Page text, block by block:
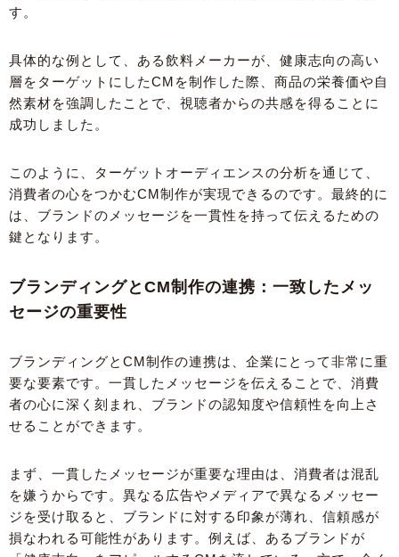
す。
具体的な例として、ある飲料メーカーが、健康志向の高い
層をターゲットにしたCMを制作した際、商品の栄養価や自
然素材を強調したことで、視聴者からの共感を得ることに
成功しました。
このように、ターゲットオーディエンスの分析を通じて、
消費者の心をつかむCM制作が実現できるのです。最終的に
は、ブランドのメッセージを一貫性を持って伝えるための
鍵となります。
ブランディングとCM制作の連携：一致したメッ
セージの重要性
ブランディングとCM制作の連携は、企業にとって非常に重
要な要素です。一貫したメッセージを伝えることで、消費
者の心に深く刻まれ、ブランドの認知度や信頼性を向上さ
せることができます。
まず、一貫したメッセージが重要な理由は、消費者は混乱
を嫌うからです。異なる広告やメディアで異なるメッセー
ジを受け取ると、ブランドに対する印象が薄れ、信頼感が
損なわれる可能性があります。例えば、あるブランドが